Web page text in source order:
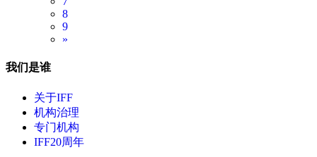
8
9
»
我们是谁
关于IFF
机构治理
专门机构
IFF20周年